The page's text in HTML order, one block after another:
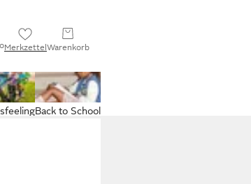
MerkzettelWarenkorb
Back to School